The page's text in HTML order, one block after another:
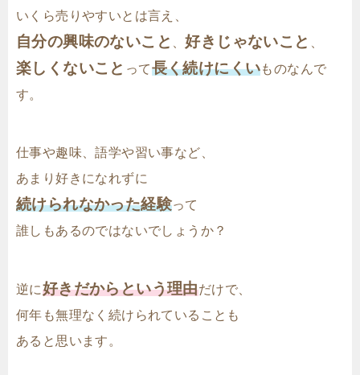
いくら売りやすいとは言え、
自分の興味のないこと 、好きじゃないこと
楽しくないこと って長く続けにくいものなんで
す。
仕事や趣味、語学や習い事など、
あまり好きになれずに
続けられなかった経験って
誰しもあるのではないでしょうか？
逆に好きだからという理由だけで、
何年も無理なく続けられていることも
あると思います。